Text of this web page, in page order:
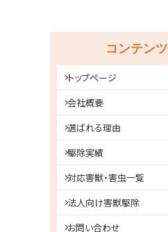
コンテンツ
トップページ
会社概要
選ばれる理由
駆除実績
対応害獣・害虫一覧
法人向け害獣駆除
お問い合わせ